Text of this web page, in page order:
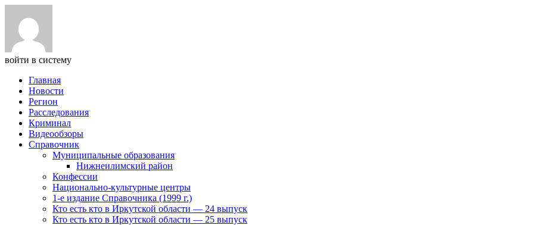
войти в систему
Главная
Новости
Регион
Расследования
Криминал
Видеообзоры
Справочник
Муниципальные образования
Нижнеилимский район
Конфессии
Национально-культурные центры
1-е издание Справочника (1999 г.)
Кто есть кто в Иркутской области — 24 выпуск
Кто есть кто в Иркутской области — 25 выпуск